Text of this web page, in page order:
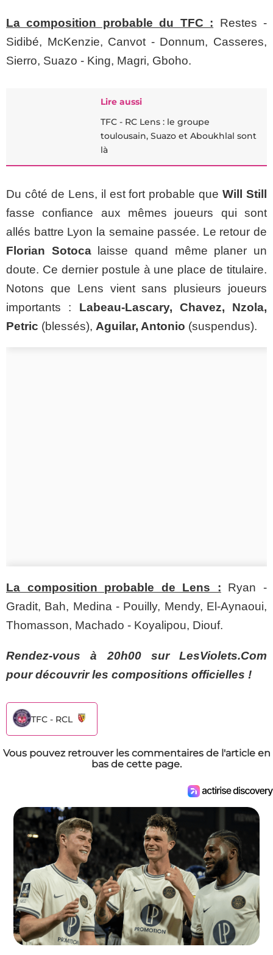
La composition probable du TFC : Restes -
Sidibé, McKenzie, Canvot - Donnum, Casseres,
Sierro, Suazo - King, Magri, Gboho.
Lire aussi
TFC - RC Lens : le groupe
toulousain, Suazo et Aboukhlal sont
là
Du côté de Lens, il est fort probable queWill Still
fasse confiance aux mêmes joueurs qui sont
allés battre Lyon la semaine passée. Le retour de
Florian Sotocalaisse quand même planer un
doute. Ce dernier postule à une place de titulaire.
Notons que Lens vient sans plusieurs joueurs
importants : Labeau-Lascary, Chavez, Nzola,
Petric (blessés), Aguilar, Antonio (suspendus).
La composition probable de Lens : Ryan -
Gradit, Bah, Medina - Pouilly, Mendy, El-Aynaoui,
Thomasson, Machado - Koyalipou, Diouf.
Rendez-vous à 20h00 sur LesViolets.Com
pour découvrir les compositions officielles !
TFC - RCL
Vous pouvez retrouver les commentaires de l'article en
bas de cette page.